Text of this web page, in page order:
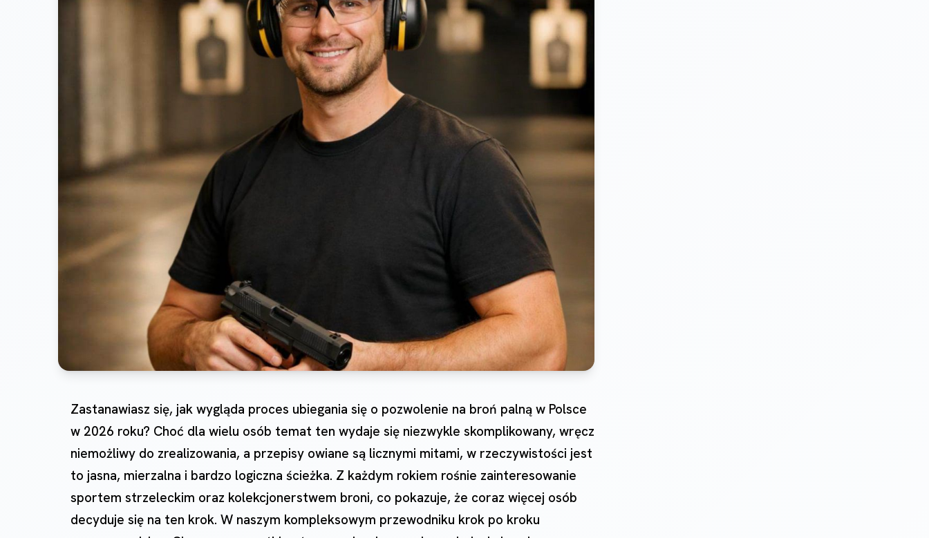
Zastanawiasz się, jak wygląda proces ubiegania się o pozwolenie na broń palną w Polsce
w 2026 roku? Choć dla wielu osób temat ten wydaje się niezwykle skomplikowany, wręcz
niemożliwy do zrealizowania, a przepisy owiane są licznymi mitami, w rzeczywistości jest
to jasna, mierzalna i bardzo logiczna ścieżka. Z każdym rokiem rośnie zainteresowanie
sportem strzeleckim oraz kolekcjonerstwem broni, co pokazuje, że coraz więcej osób
decyduje się na ten krok. W naszym kompleksowym przewodniku krok po kroku